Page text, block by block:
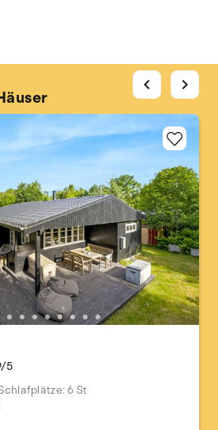
5
6 St
chevron_left chevron_right